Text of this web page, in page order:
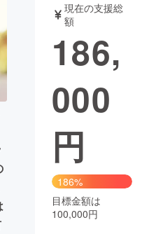
現在の支援総
額
186,
000
円
186%
目標金額は
100,000円